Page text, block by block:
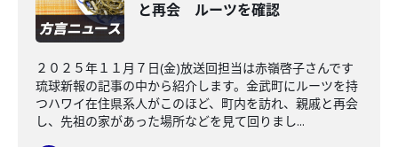
と再会 ルーツを確認
２０２５年１１月７日(金)放送回担当は赤嶺啓子さんです
琉球新報の記事の中から紹介します。金武町にルーツを持
つハワイ在住県系人がこのほど、町内を訪れ、親戚と再会
し、先祖の家があった場所などを見て回りまし...